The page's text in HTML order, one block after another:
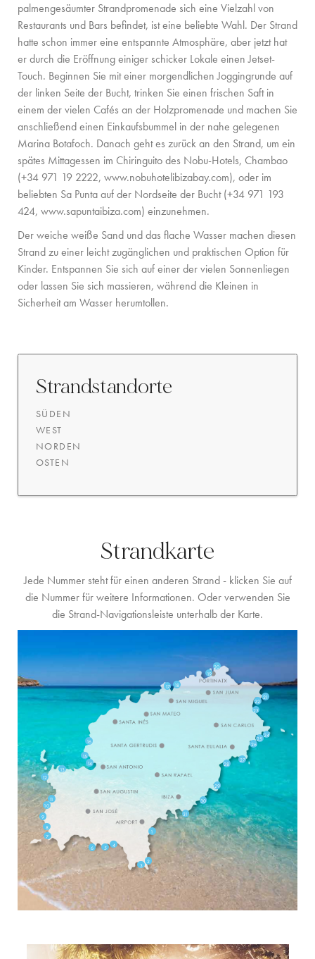
palmengesäumter Strandpromenade sich eine Vielzahl von
Restaurants und Bars befindet, ist eine beliebte Wahl. Der Strand
hatte schon immer eine entspannte Atmosphäre, aber jetzt hat
er durch die Eröffnung einiger schicker Lokale einen Jetset-
Touch. Beginnen Sie mit einer morgendlichen Joggingrunde auf
der linken Seite der Bucht, trinken Sie einen frischen Saft in
einem der vielen Cafés an der Holzpromenade und machen Sie
anschließend einen Einkaufsbummel in der nahe gelegenen
Marina Botafoch. Danach geht es zurück an den Strand, um ein
spätes Mittagessen im Chiringuito des Nobu-Hotels, Chambao
(+34 971 19 2222, www.nobuhotelibizabay.com), oder im
beliebten Sa Punta auf der Nordseite der Bucht (+34 971 193
424, www.sapuntaibiza.com) einzunehmen.
Der weiche weiße Sand und das flache Wasser machen diesen
Strand zu einer leicht zugänglichen und praktischen Option für
Kinder. Entspannen Sie sich auf einer der vielen Sonnenliegen
oder lassen Sie sich massieren, während die Kleinen in
Sicherheit am Wasser herumtollen.
Strandstandorte
SÜDEN
WEST
NORDEN
OSTEN
Strandkarte
Jede Nummer steht für einen anderen Strand - klicken Sie auf
die Nummer für weitere Informationen. Oder verwenden Sie
die Strand-Navigationsleiste unterhalb der Karte.
1
2
3
4
5
6
7
8
9
10
11
12
13
14
15
16
17 18
19
20
21
22
23
24
25
26
27
28
29
30
31